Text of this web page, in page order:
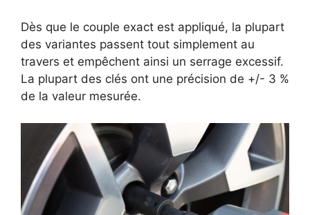
Dès que le couple exact est appliqué, la plupart
des variantes passent tout simplement au
travers et empêchent ainsi un serrage excessif.
La plupart des clés ont une précision de +/- 3 %
de la valeur mesurée.